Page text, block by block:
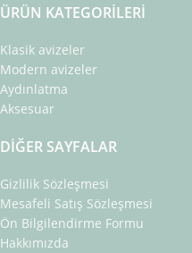
ÜRÜN KATEGORILERI
Klasik avizeler
Modern avizeler
Aydınlatma
Aksesuar
DIĞER SAYFALAR
Gizlilik Sözleşmesi
Mesafeli Satış Sözleşmesi
Ön Bilgilendirme Formu
Hakkımızda